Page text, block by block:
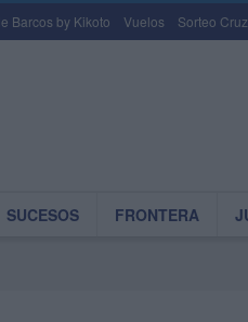
Barcos by Kikoto Vuelos Sorteo
SUCESOS FRONTERA